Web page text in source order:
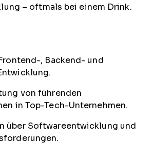
– oftmals bei einem Drink.
, Backend- und
von führenden
in Top-Tech-Unternehmen.
über Softwareentwicklung und